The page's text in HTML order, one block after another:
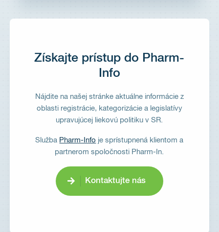
Získajte prístup do Pharm-
Info
Nájdite na našej stránke aktuálne informácie z
oblasti registrácie, kategorizácie a legislatívy
upravujúcej liekovú politiku v SR.
Služba Pharm-Info je sprístupnená klientom a
partnerom spoločnosti Pharm-In.
Kontaktujte nás